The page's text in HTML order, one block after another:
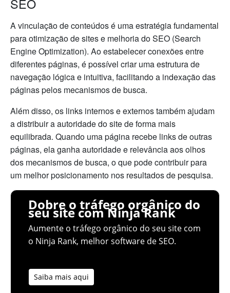
A vinculação de conteúdos é uma estratégia fundamental
para otimização de sites e melhoria do SEO (Search
Engine Optimization). Ao estabelecer conexões entre
diferentes páginas, é possível criar uma estrutura de
navegação lógica e intuitiva, facilitando a indexação das
páginas pelos mecanismos de busca.
Além disso, os links internos e externos também ajudam
a distribuir a autoridade do site de forma mais
equilibrada. Quando uma página recebe links de outras
páginas, ela ganha autoridade e relevância aos olhos
dos mecanismos de busca, o que pode contribuir para
um melhor posicionamento nos resultados de pesquisa.
Dobre o tráfego orgânico do
seu site com Ninja Rank
Aumente o tráfego orgânico do seu site com
o Ninja Rank, melhor software de SEO.
Saiba mais aqui